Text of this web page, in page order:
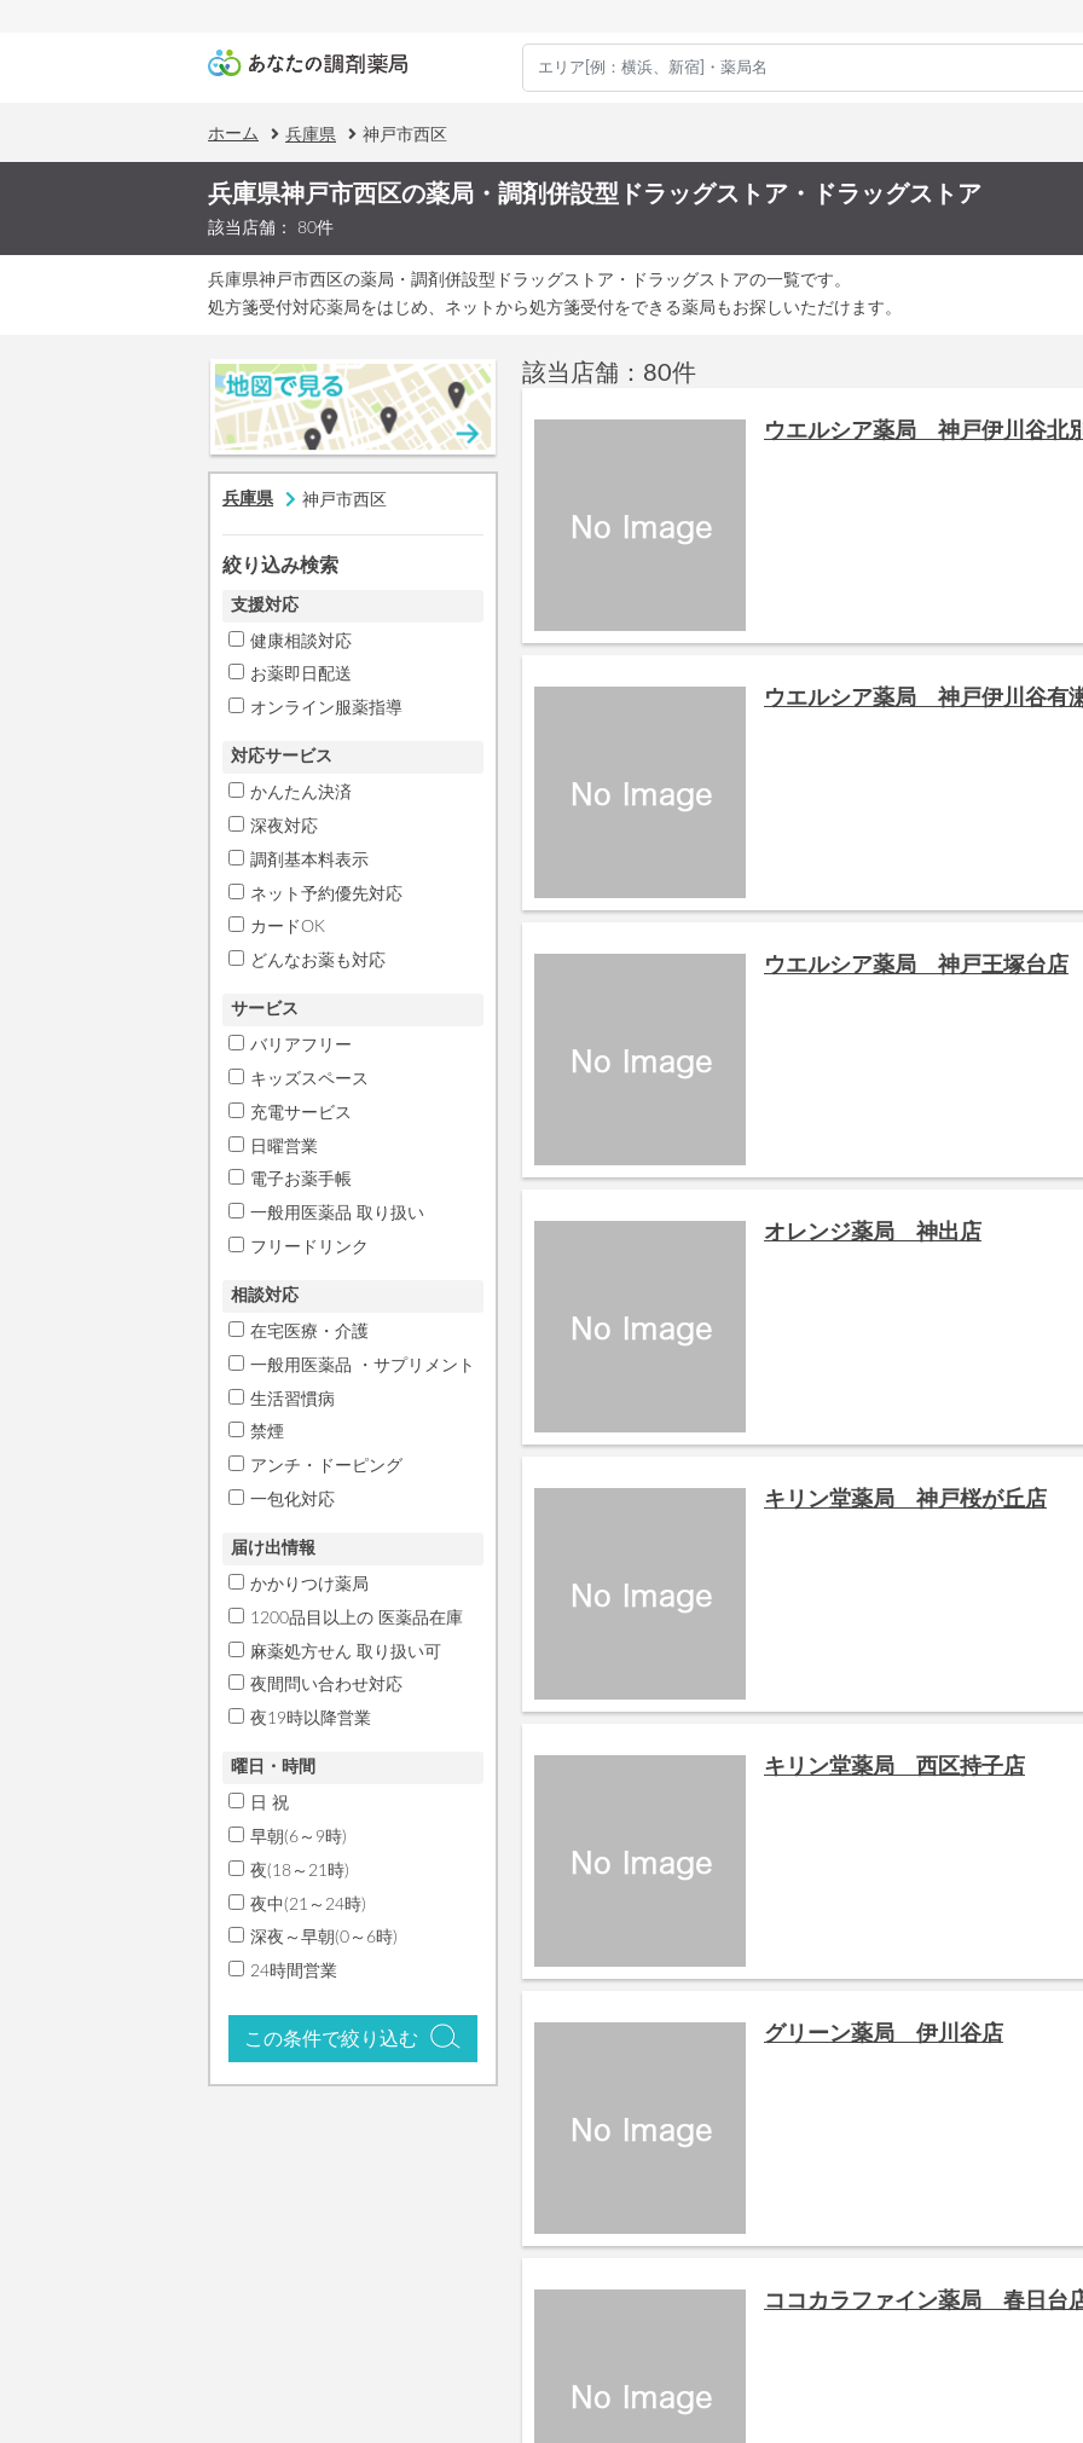
ホーム 兵庫県 神戸市西区
兵庫県神戸市西区の薬局・調剤併設型ドラッグストア・ドラッグストア
該当店舗： 80件
兵庫県神戸市西区の薬局・調剤併設型ドラッグストア・ドラッグストアの一覧です。
処方箋受付対応薬局をはじめ、ネットから処方箋受付をできる薬局もお探しいただけます。
兵庫県 神戸市西区
絞り込み検索
支援対応
健康相談対応
お薬即日配送
オンライン服薬指導
対応サービス
かんたん決済
深夜対応
調剤基本料表示
ネット予約優先対応
カードOK
どんなお薬も対応
サービス
バリアフリー
キッズスペース
充電サービス
日曜営業
電子お薬手帳
一般用医薬品 取り扱い
フリードリンク
相談対応
在宅医療・介護
一般用医薬品 ・サプリメント
生活習慣病
禁煙
アンチ・ドーピング
一包化対応
届け出情報
かかりつけ薬局
1200品目以上の 医薬品在庫
麻薬処方せん 取り扱い可
夜間問い合わせ対応
夜19時以降営業
曜日・時間
日 祝
早朝(6～9時)
夜(18～21時)
夜中(21～24時)
深夜～早朝(0～6時)
24時間営業
この条件で絞り込む
該当店舗：80件
ウエルシア薬局 神戸伊川谷北
ウエルシア薬局 神戸伊川谷有
ウエルシア薬局 神戸王塚台店
オレンジ薬局 神出店
キリン堂薬局 神戸桜が丘店
キリン堂薬局 西区持子店
グリーン薬局 伊川谷店
ココカラファイン薬局 春日台